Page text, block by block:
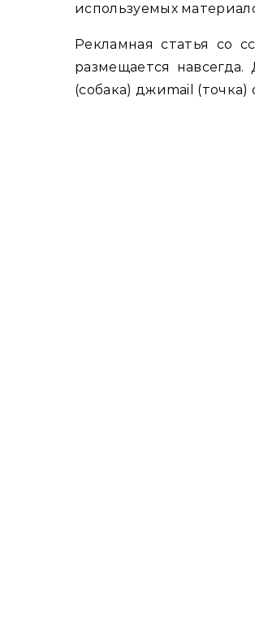
используемых
Рекламная статья со
размещается
(собака) джиmail (точка)